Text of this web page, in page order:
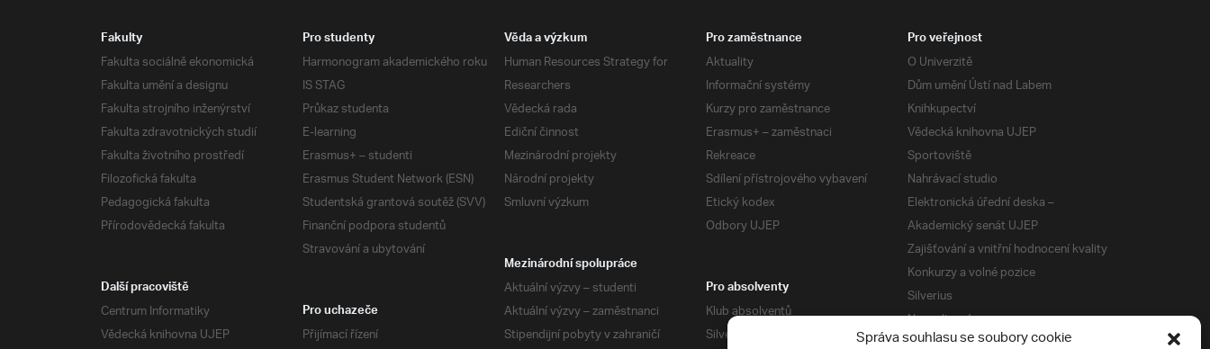
Správa souhlasu se soubory cookie
Fakulty
Fakulta sociálně ekonomická
Fakulta umění a designu
Fakulta strojního inženýrství
Fakulta zdravotnických studií
Fakulta životního prostředí
Filozofická fakulta
Pedagogická fakulta
Přírodovědecká fakulta
Pro studenty
Harmonogram akademického roku
IS STAG
Průkaz studenta
E-learning
Erasmus+ – studenti
Erasmus Student Network (ESN)
Studentská grantová soutěž (SVV)
Finanční podpora studentů
Stravování a ubytování
Věda a výzkum
Human Resources Strategy for
Researchers
Vědecká rada
Ediční činnost
Mezinárodní projekty
Národní projekty
Smluvní výzkum
Pro zaměstnance
Aktuality
Informační systémy
Kurzy pro zaměstnance
Erasmus+ – zaměstnaci
Rekreace
Sdílení přístrojového vybavení
Etický kodex
Odbory UJEP
Pro veřejnost
O Univerzitě
Dům umění Ústí nad Labem
Knihkupectví
Vědecká knihovna UJEP
Sportoviště
Nahrávací studio
Elektronická úřední deska –
Akademický senát UJEP
Zajišťování a vnitřní hodnocení kvality
Konkurzy a volné pozice
Silverius
Napsali o nás
Tiskové zprávy
Mezinárodní spolupráce
Aktuální výzvy – studenti
Aktuální výzvy – zaměstnanci
Stipendijní pobyty v zahraničí
Další pracoviště
Centrum Informatiky
Vědecká knihovna UJEP
Pro absolventy
Klub absolventů
Silverius
Pro uchazeče
Přijímací řízení